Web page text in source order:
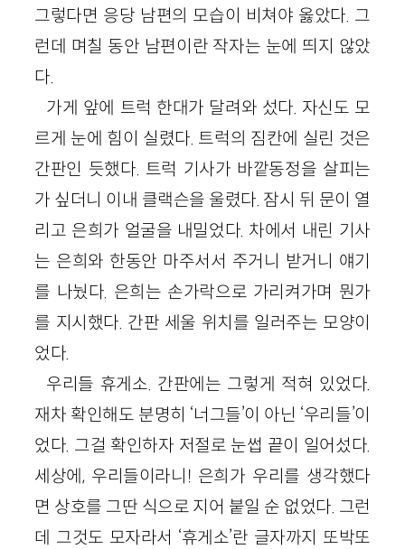
그렇다면 응당 남편의 모습이 비쳐야 옳았다. 그
런데 며칠 동안 남편이란 작자는 눈에 띄지 않았
다.
가게 앞에 트럭 한대가 달려와 섰다. 자신도 모
르게 눈에 힘이 실렸다. 트럭의 짐칸에 실린 것은
간판인 듯했다. 트럭 기사가 바깥동정을 살피는
가 싶더니 이내 클랙슨을 울렸다. 잠시 뒤 문이 열
리고 은희가 얼굴을 내밀었다. 차에서 내린 기사
는 은희와 한동안 마주서서 주거니 받거니 얘기
를 나눴다. 은희는 손가락으로 가리켜가며 뭔가
를 지시했다. 간판 세울 위치를 일러주는 모양이
었다.
우리들 휴게소. 간판에는 그렇게 적혀 있었다.
재차 확인해도 분명히 ‘너그들’이 아닌 ‘우리들’이
었다. 그걸 확인하자 저절로 눈썹 끝이 일어섰다.
세상에, 우리들이라니! 은희가 우리를 생각했다
면 상호를 그딴 식으로 지어 붙일 순 없었다. 그런
데 그것도 모자라서 ‘휴게소’란 글자까지 또박또